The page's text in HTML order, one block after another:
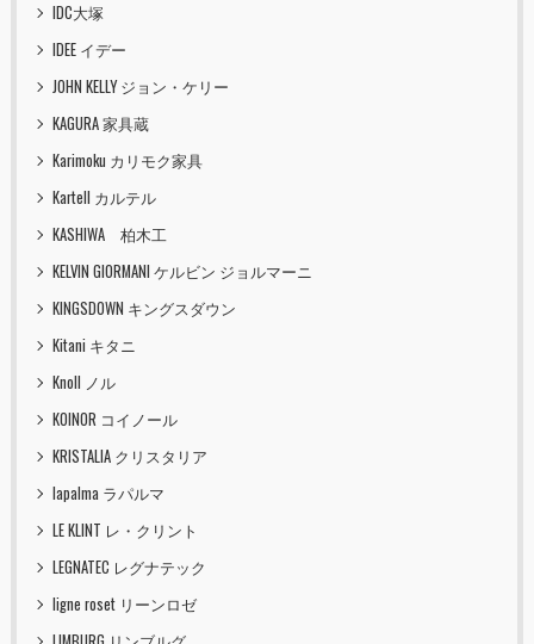
IDC大塚
IDEE イデー
JOHN KELLY ジョン・ケリー
KAGURA 家具蔵
Karimoku カリモク家具
Kartell カルテル
KASHIWA 柏木工
KELVIN GIORMANI ケルビン ジョルマーニ
KINGSDOWN キングスダウン
Kitani キタニ
Knoll ノル
KOINOR コイノール
KRISTALIA クリスタリア
lapalma ラパルマ
LE KLINT レ・クリント
LEGNATEC レグナテック
ligne roset リーンロゼ